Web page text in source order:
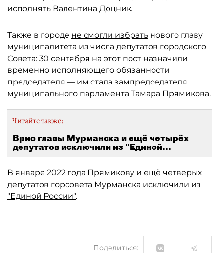
исполнять Валентина Доцник.
Также в городе не смогли избрать нового главу
муниципалитета из числа депутатов городского
Совета: 30 сентября на этот пост назначили
временно исполняющего обязанности
председателя — им стала зампредседателя
муниципального парламента Тамара Прямикова.
Читайте также:
Врио главы Мурманска и ещё четырёх
депутатов исключили из "Единой...
В январе 2022 года Прямикову и ещё четверых
депутатов горсовета Мурманска исключили из
"Единой России".
Поделиться: